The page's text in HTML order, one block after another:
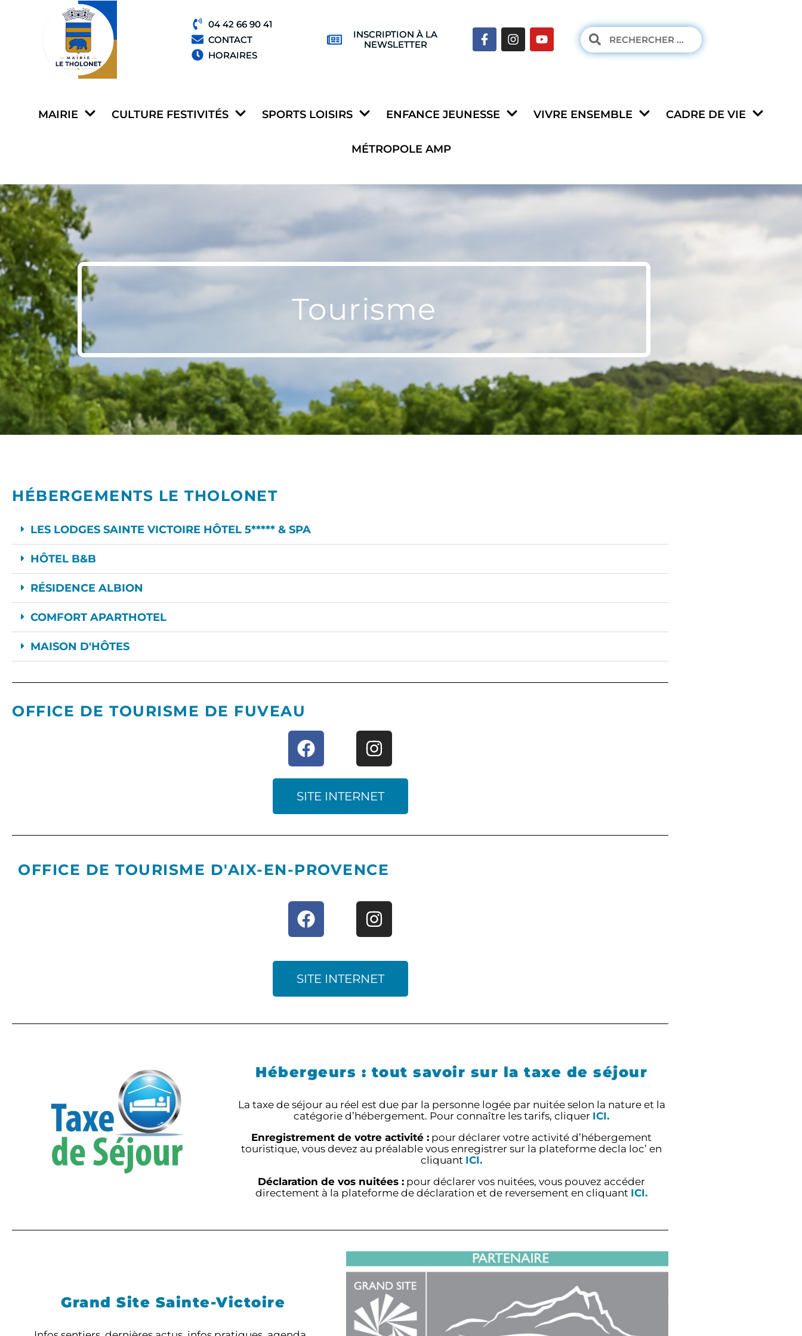
04 42 66 90 41
CONTACT
HORAIRES
INSCRIPTION À LA
NEWSLETTER
MAIRIE CULTURE FESTIVITÉS SPORTS LOISIRS ENFANCE JEUNESSE VIVRE ENSEMBLE CADRE DE VIE
MÉTROPOLE AMP
Tourisme
HÉBERGEMENTS LE THOLONET
LES LODGES SAINTE VICTOIRE HÔTEL 5***** & SPA
HÔTEL B&B
RÉSIDENCE ALBION
COMFORT APARTHOTEL
MAISON D'HÔTES
OFFICE DE TOURISME DE FUVEAU
SITE INTERNET
OFFICE DE TOURISME D'AIX-EN-PROVENCE
SITE INTERNET
Hébergeurs : tout savoir sur la taxe de séjour
La taxe de séjour au réel est due par la personne logée par nuitée selon la nature et la
catégorie d’hébergement. Pour connaître les tarifs, cliquer ICI.
Enregistrement de votre activité : pour déclarer votre activité d’hébergement
touristique, vous devez au préalable vous enregistrer sur la plateforme decla loc’ en
cliquant ICI.
Déclaration de vos nuitées : pour déclarer vos nuitées, vous pouvez accéder
directement à la plateforme de déclaration et de reversement en cliquant ICI.
Grand Site Sainte-Victoire